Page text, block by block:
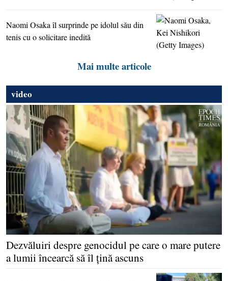
video
Dezvăluiri despre genocidul pe care o mare putere
a lumii încearcă să îl ţină ascuns
Naomi Osaka îl surprinde pe idolul său din
tenis cu o solicitare inedită
Mai multe articole